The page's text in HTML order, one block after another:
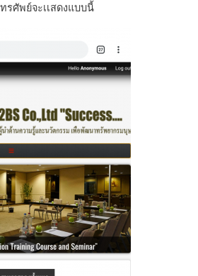
ทรศัพย์จะเเสดงแบบนี้